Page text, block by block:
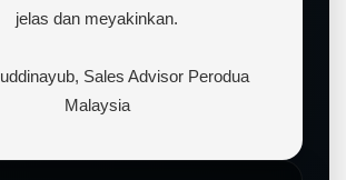
jelas dan meyakinkan.
Sales Advisor Perodua
Malaysia